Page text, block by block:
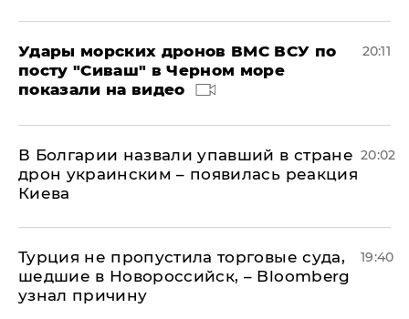
Удары морских дронов ВМС ВСУ по
посту "Сиваш" в Черном море
показали на видео
20:11
В Болгарии назвали упавший в стране
дрон украинским – появилась реакция
Киева
20:02
Турция не пропустила торговые суда,
шедшие в Новороссийск, – Bloomberg
узнал причину
19:40